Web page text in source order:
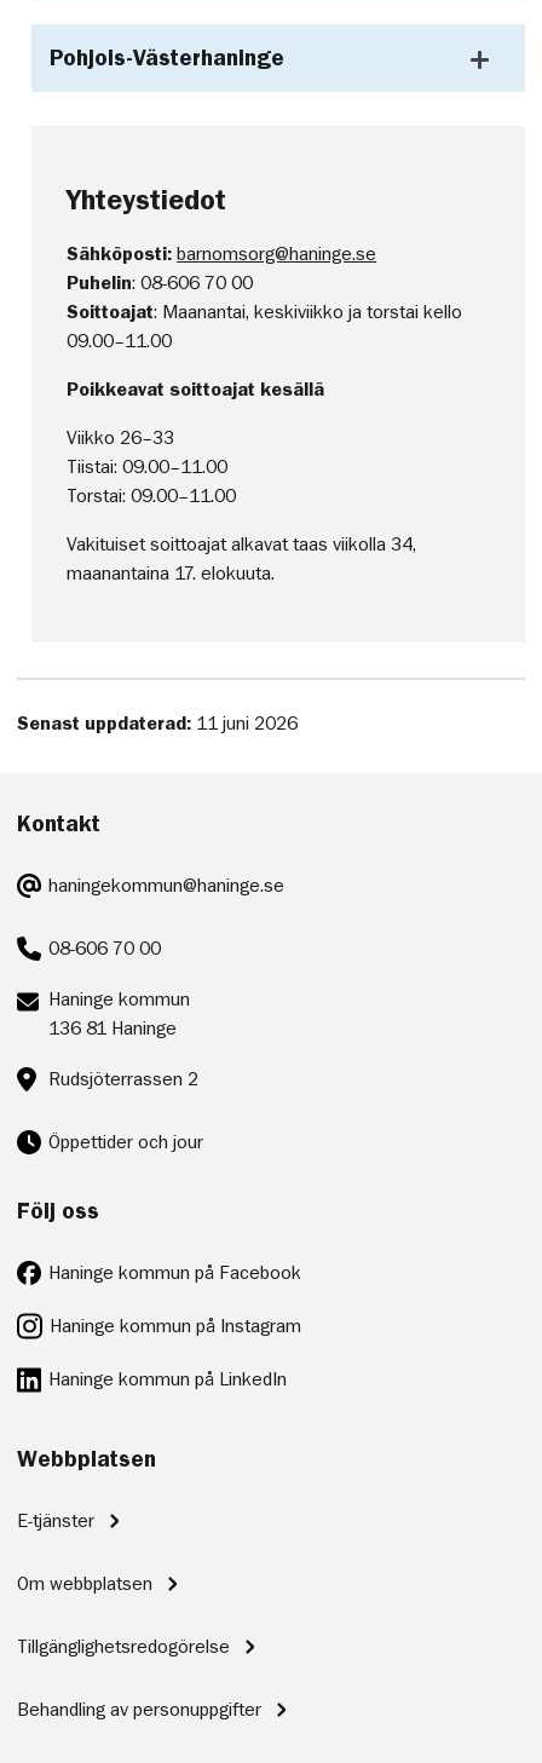
Pohjois-Västerhaninge
Yhteystiedot
Sähköposti: barnomsorg@haninge.se
Puhelin: 08-606 70 00
Soittoajat: Maanantai, keskiviikko ja torstai kello
09.00–11.00
Poikkeavat soittoajat kesällä
Viikko 26–33
Tiistai: 09.00–11.00
Torstai: 09.00–11.00
Vakituiset soittoajat alkavat taas viikolla 34,
maanantaina 17. elokuuta.
Senast uppdaterad: 11 juni 2026
Kontakt
E-
post:
haningekommun@haninge.se
Telefon:
08-606 70 00
Postadress:
Haninge kommun
136 81 Haninge
Besöksadress:
Rudsjöterrassen 2
Öppettider och jour
Följ oss
Haninge kommun på Facebook
Haninge kommun på Instagram
Haninge kommun på LinkedIn
Webbplatsen
E-tjänster
Om webbplatsen
Tillgänglighetsredogörelse
Behandling av personuppgifter